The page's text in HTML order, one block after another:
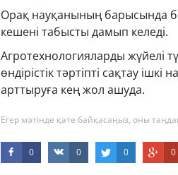
Орақ науқанының барысында
кешені табысты дамып келеді.
Агротехнологияларды жүйелі
өндірістік тәртіпті сақтау
арттыруға кең жол ашуда.
Егер мәтінде қате байқасаңыз, оны
0 0 0 0